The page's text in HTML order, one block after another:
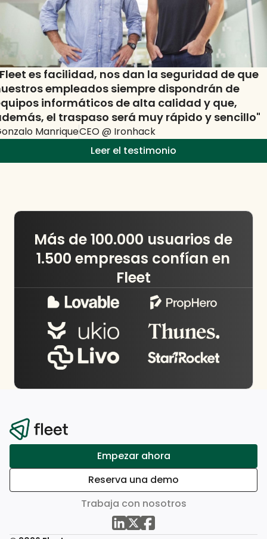
es facilidad, nos dan la seguridad de que
empleados siempre dispondrán de
informáticos de alta calidad y que,
el traspaso será muy rápido y sencillo"
ManriqueCEO@ Ironhack
Leer el testimonio
Más de 100.000 usuarios de
1.500 empresas confían en
Fleet
Empezar ahora
Reserva una demo
Trabaja con nosotros